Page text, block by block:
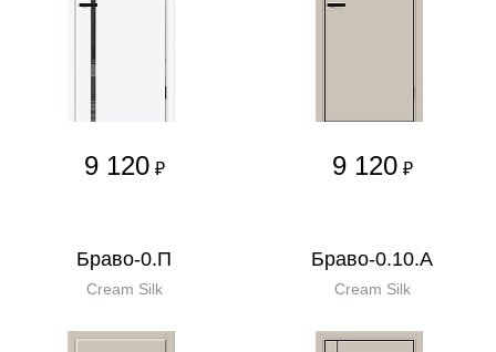
9 120 ₽ 9 120 ₽
Браво-0.П
Cream Silk
Браво-0.10.А
Cream Silk